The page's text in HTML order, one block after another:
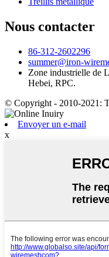
Nous contacter
86-312-2602296
summer@iron-
Zone industrielle de
Hebei, RPC.
© Copyright - 2010-2021:
Envoyer un e-mail
x